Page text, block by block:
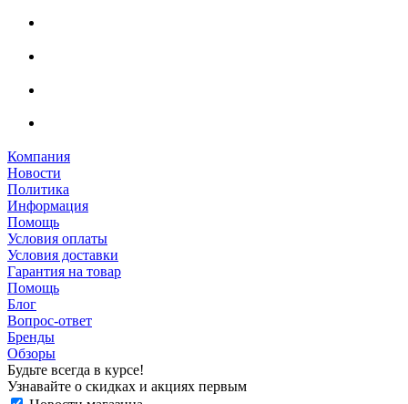
Компания
Новости
Политика
Информация
Помощь
Условия оплаты
Условия доставки
Гарантия на товар
Помощь
Блог
Вопрос-ответ
Бренды
Обзоры
Будьте всегда в курсе!
Узнавайте о скидках и акциях первым